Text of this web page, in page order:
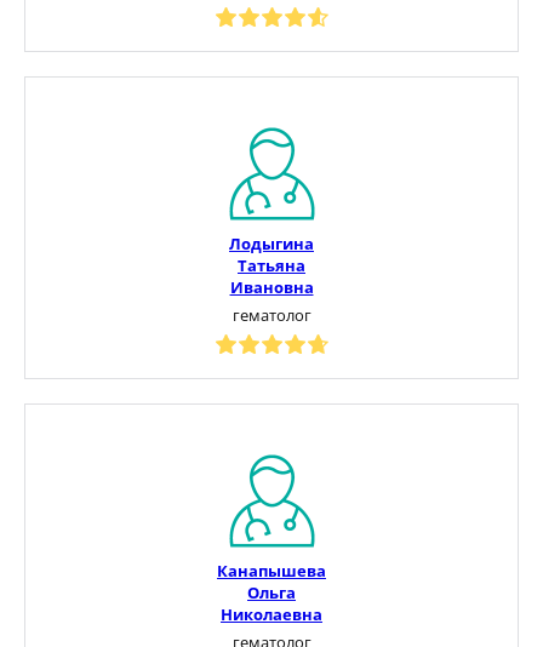
Лодыгина
Татьяна
Ивановна
гематолог
Канапышева
Ольга
Николаевна
гематолог